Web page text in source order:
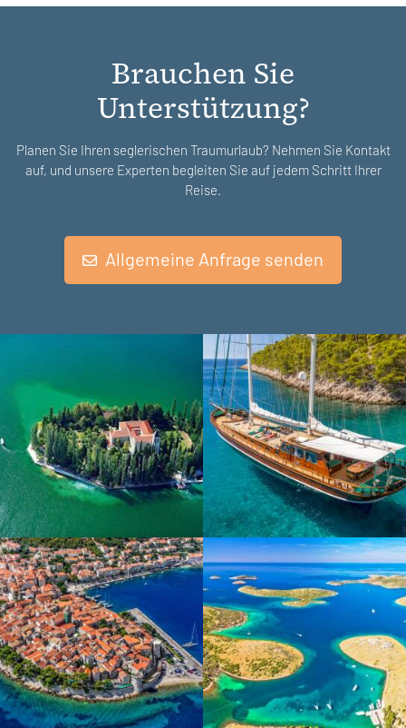
Brauchen Sie
Unterstützung?
Planen Sie Ihren seglerischen Traumurlaub? Nehmen Sie Kontakt
auf, und unsere Experten begleiten Sie auf jedem Schritt Ihrer
Reise.
Allgemeine Anfrage senden